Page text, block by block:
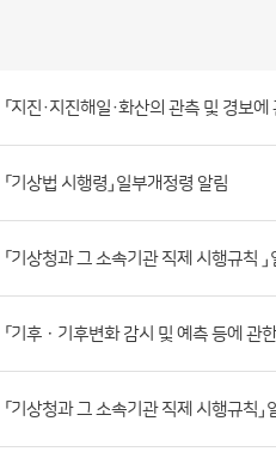
시
판
목
록
호,
등
록
부
첨
「지진·지진해일·화산의 관측 및 경보
「기상법 시행령」 일부개정령 알림
「기상청과 그 소속기관 직제 시행규칙
「기후ㆍ기후변화 감시 및 예측 등에 관
「기상청과 그 소속기관 직제 시행규칙